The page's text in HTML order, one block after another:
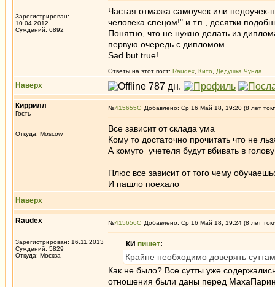
Зарегистрирован:
10.04.2012
Суждений: 6892
Частая отмазка самоучек или
человека спецом!" и т.п., десятки
Понятно, что не нужно делать из
первую очередь с дипломом.
Sad but true!
Ответы на этот пост: Raudex Кито Дедушка Чунда
Наверх
Киррилл
Гость
Откуда: Moscow
№415655 Добавлено: Ср 16 Май 18, 19:20 (8 лет
Все зависит от склада ума
Кому то достаточно прочитать что не
А комуто учетеля будут вбивать в
Плюс все зависит от того чему
И пашло поехало
Наверх
Raudex
Зарегистрирован: 16.11.2013
Суждений: 5829
Откуда: Москва
№415656 Добавлено: Ср 16 Май 18, 19:24 (8 лет
КИ пишет:
Крайне необходимо доверять
Как не было? Все сутты уже
отношения были даны перед